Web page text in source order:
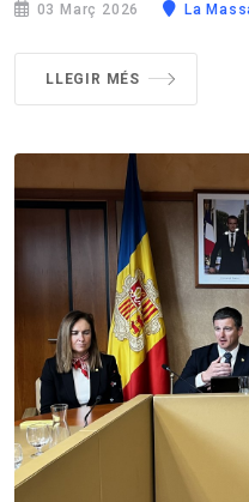
03 Març 2026 La
LLEGIR MÉS